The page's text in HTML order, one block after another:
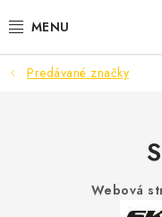
na
PRACOVNÁ A
Predávané značky
Webová